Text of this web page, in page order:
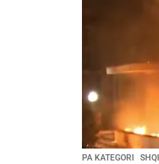
PA KATEGORI